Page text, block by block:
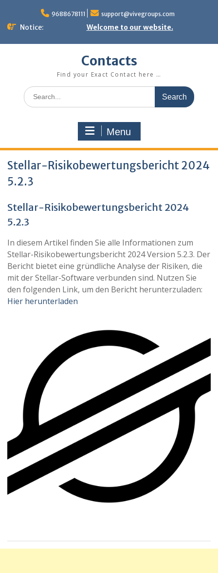
content
9688678111 support@vivegroups.com
Notice: Welcome to our website.
Contacts
Find your Exact Contact here …
Search
for:
Menu
Stellar-Risikobewertungsbericht 2024
5.2.3
Stellar-Risikobewertungsbericht 2024
5.2.3
In diesem Artikel finden Sie alle Informationen zum
Stellar-Risikobewertungsbericht 2024 Version 5.2.3. Der
Bericht bietet eine gründliche Analyse der Risiken, die
mit der Stellar-Software verbunden sind. Nutzen Sie
den folgenden Link, um den Bericht herunterzuladen:
Hier herunterladen